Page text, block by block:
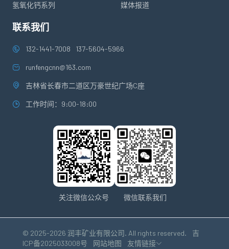
氢氧化钙系列
媒体报道
联系我们
132-1441-7008 137-5604-5966
runfengcnn@163.com
吉林省长春市二道区万豪世纪广场C座
工作时间：9:00-18:00
关注微信公众号 微信联系我们
© 2025-2026 润丰矿业有限公司. All rights reserved.
吉
ICP备2025033008号
网站地图 友情链接